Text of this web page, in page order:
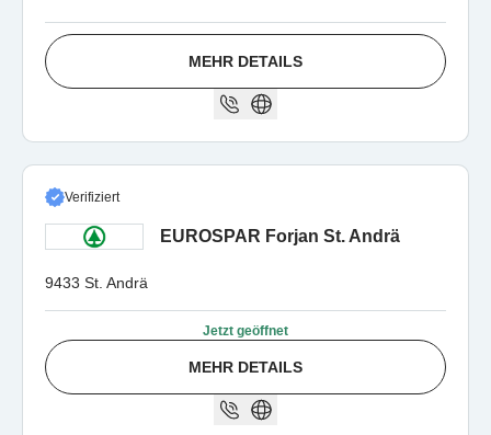
MEHR DETAILS
Verifiziert
EUROSPAR Forjan St. Andrä
9433 St. Andrä
Jetzt geöffnet
MEHR DETAILS